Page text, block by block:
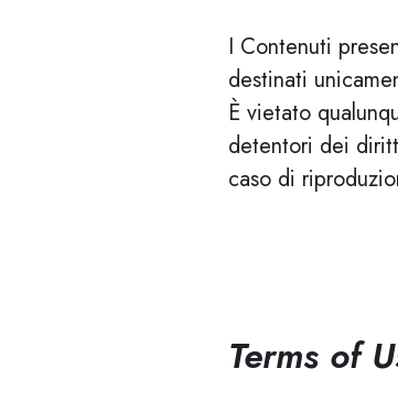
I Contenuti
destinati
È vietato
detentori dei
caso di
Terms of